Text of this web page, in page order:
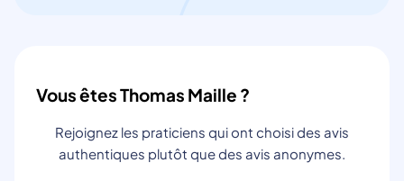
Vous êtes Thomas Maille ?
Rejoignez les praticiens qui ont choisi des avis
authentiques plutôt que des avis anonymes.